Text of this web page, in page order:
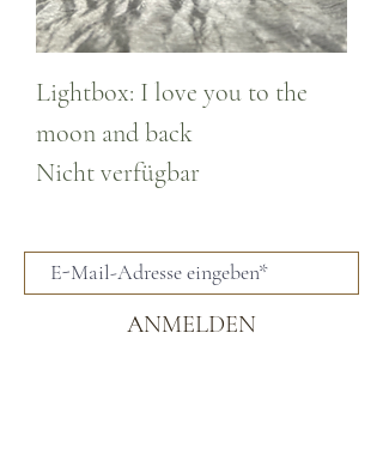
Lightbox: I love you to the
moon and back
Nicht verfügbar
ANMELDEN